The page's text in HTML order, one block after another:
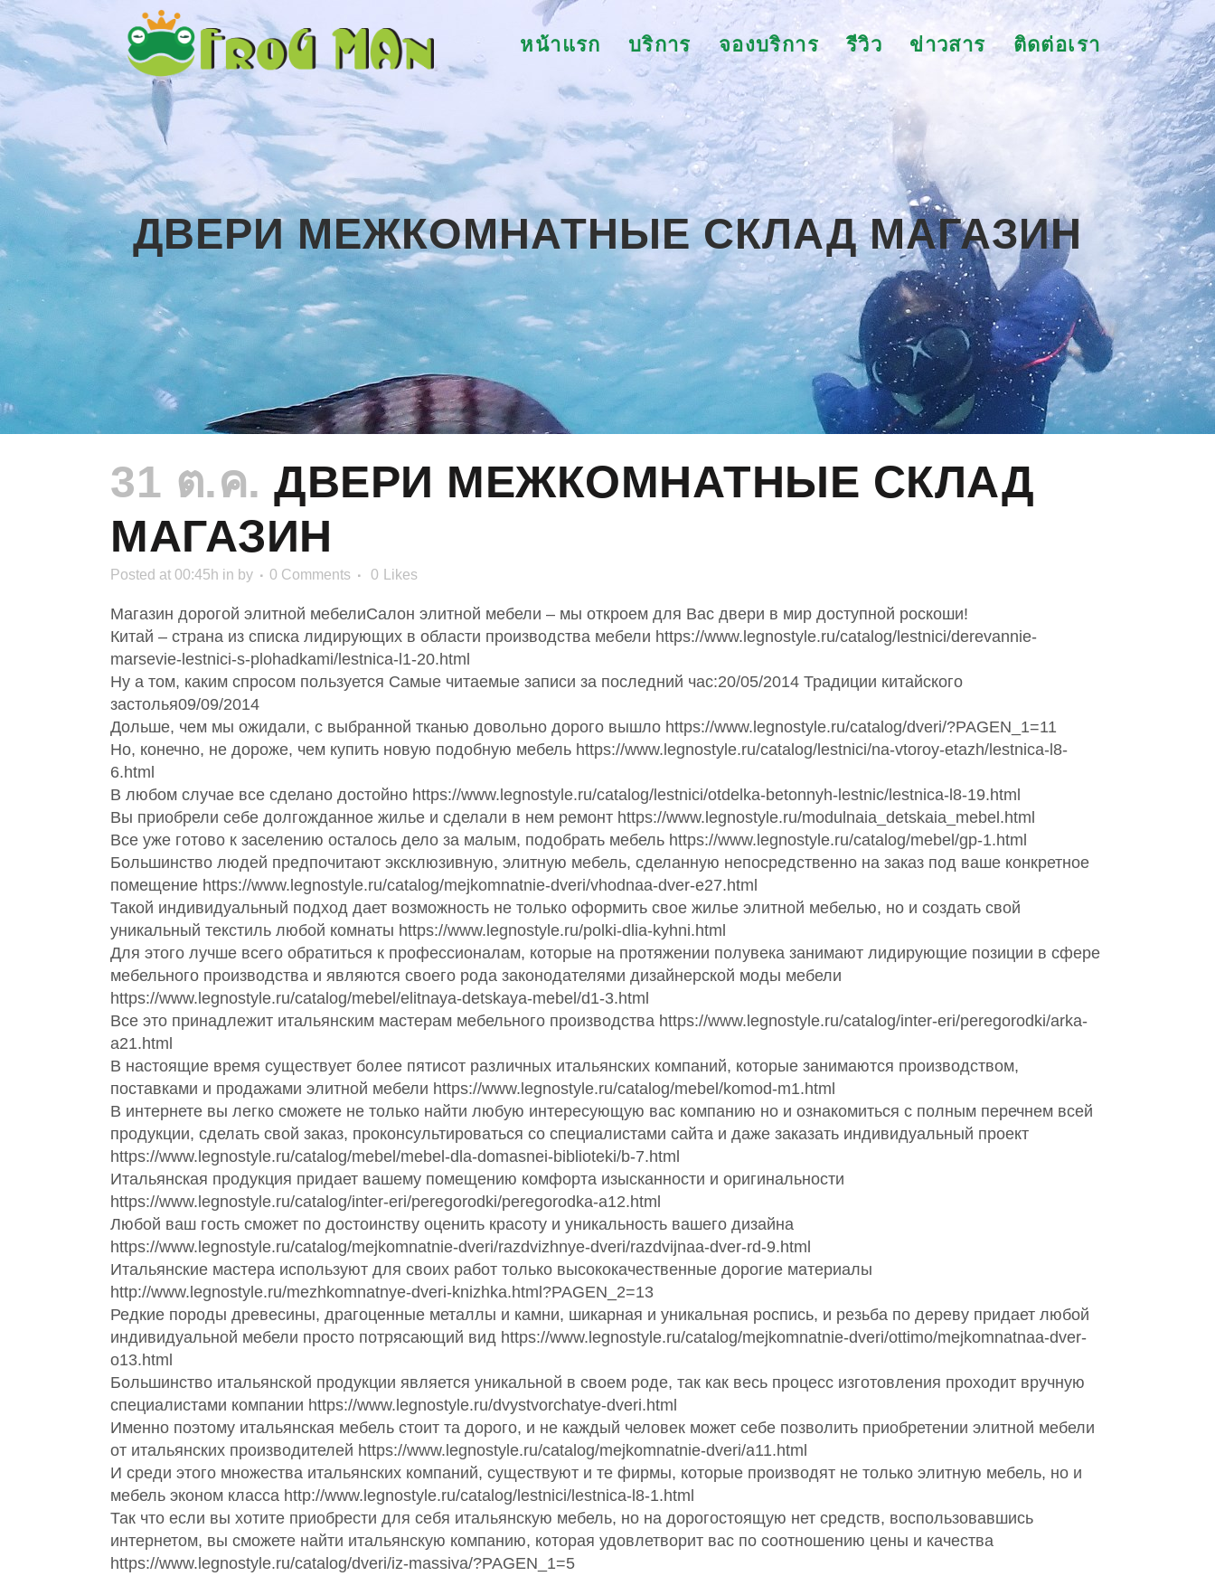
หน้าแรก บริการ จองบริการ รีวิว ข่าวสาร ติดต่อเรา
ДВЕРИ МЕЖКОМНАТНЫЕ СКЛАД МАГАЗИН
31 ต.ค. ДВЕРИ МЕЖКОМНАТНЫЕ СКЛАД
МАГАЗИН
Posted at 00:45h in by 0 Comments 0 Likes
Магазин дорогой элитной мебелиСалон элитной мебели – мы откроем для Вас двери в мир доступной роскоши!
Китай – страна из списка лидирующих в области производства мебели https://www.legnostyle.ru/catalog/lestnici/derevannie-
marsevie-lestnici-s-plohadkami/lestnica-l1-20.html
Ну а том, каким спросом пользуется Самые читаемые записи за последний час:20/05/2014 Традиции китайского
застолья09/09/2014
Дольше, чем мы ожидали, с выбранной тканью довольно дорого вышло https://www.legnostyle.ru/catalog/dveri/?PAGEN_1=11
Но, конечно, не дороже, чем купить новую подобную мебель https://www.legnostyle.ru/catalog/lestnici/na-vtoroy-etazh/lestnica-l8-
6.html
В любом случае все сделано достойно https://www.legnostyle.ru/catalog/lestnici/otdelka-betonnyh-lestnic/lestnica-l8-19.html
Вы приобрели себе долгожданное жилье и сделали в нем ремонт https://www.legnostyle.ru/modulnaia_detskaia_mebel.html
Все уже готово к заселению осталось дело за малым, подобрать мебель https://www.legnostyle.ru/catalog/mebel/gp-1.html
Большинство людей предпочитают эксклюзивную, элитную мебель, сделанную непосредственно на заказ под ваше конкретное
помещение https://www.legnostyle.ru/catalog/mejkomnatnie-dveri/vhodnaa-dver-e27.html
Такой индивидуальный подход дает возможность не только оформить свое жилье элитной мебелью, но и создать свой
уникальный текстиль любой комнаты https://www.legnostyle.ru/polki-dlia-kyhni.html
Для этого лучше всего обратиться к профессионалам, которые на протяжении полувека занимают лидирующие позиции в сфере
мебельного производства и являются своего рода законодателями дизайнерской моды мебели
https://www.legnostyle.ru/catalog/mebel/elitnaya-detskaya-mebel/d1-3.html
Все это принадлежит итальянским мастерам мебельного производства https://www.legnostyle.ru/catalog/inter-eri/peregorodki/arka-
a21.html
В настоящие время существует более пятисот различных итальянских компаний, которые занимаются производством,
поставками и продажами элитной мебели https://www.legnostyle.ru/catalog/mebel/komod-m1.html
В интернете вы легко сможете не только найти любую интересующую вас компанию но и ознакомиться с полным перечнем всей
продукции, сделать свой заказ, проконсультироваться со специалистами сайта и даже заказать индивидуальный проект
https://www.legnostyle.ru/catalog/mebel/mebel-dla-domasnei-biblioteki/b-7.html
Итальянская продукция придает вашему помещению комфорта изысканности и оригинальности
https://www.legnostyle.ru/catalog/inter-eri/peregorodki/peregorodka-a12.html
Любой ваш гость сможет по достоинству оценить красоту и уникальность вашего дизайна
https://www.legnostyle.ru/catalog/mejkomnatnie-dveri/razdvizhnye-dveri/razdvijnaa-dver-rd-9.html
Итальянские мастера используют для своих работ только высококачественные дорогие материалы
http://www.legnostyle.ru/mezhkomnatnye-dveri-knizhka.html?PAGEN_2=13
Редкие породы древесины, драгоценные металлы и камни, шикарная и уникальная роспись, и резьба по дереву придает любой
индивидуальной мебели просто потрясающий вид https://www.legnostyle.ru/catalog/mejkomnatnie-dveri/ottimo/mejkomnatnaa-dver-
o13.html
Большинство итальянской продукции является уникальной в своем роде, так как весь процесс изготовления проходит вручную
специалистами компании https://www.legnostyle.ru/dvystvorchatye-dveri.html
Именно поэтому итальянская мебель стоит та дорого, и не каждый человек может себе позволить приобретении элитной мебели
от итальянских производителей https://www.legnostyle.ru/catalog/mejkomnatnie-dveri/a11.html
И среди этого множества итальянских компаний, существуют и те фирмы, которые производят не только элитную мебель, но и
мебель эконом класса http://www.legnostyle.ru/catalog/lestnici/lestnica-l8-1.html
Так что если вы хотите приобрести для себя итальянскую мебель, но на дорогостоящую нет средств, воспользовавшись
интернетом, вы сможете найти итальянскую компанию, которая удовлетворит вас по соотношению цены и качества
https://www.legnostyle.ru/catalog/dveri/iz-massiva/?PAGEN_1=5